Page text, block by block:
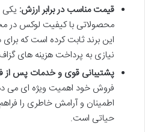
قیمت مناسب در برابر ارزش: یکی
محصولاتی با کیفیت لوکس در
این برند ثابت کرده است که
نیازی به پرداخت هزینه های
پشتیبانی قوی و خدمات پس از
فروش خود اهمیت ویژه ای می
اطمینان و آرامش خاطری را
حیاتی است.